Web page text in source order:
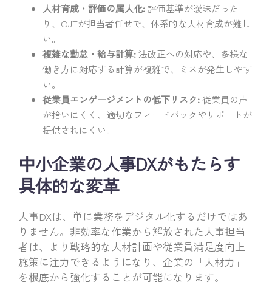
人材育成・評価の属人化:評価基準が曖昧だった
り、OJTが担当者任せで、体系的な人材育成が難し
い。
複雑な勤怠・給与計算:法改正への対応や、多様な
働き方に対応する計算が複雑で、ミスが発生しやす
い。
従業員エンゲージメントの低下リスク:従業員の声
が拾いにくく、適切なフィードバックやサポートが
提供されにくい。
中小企業の人事DXがもたらす
具体的な変革
人事DXは、単に業務をデジタル化するだけではあ
りません。非効率な作業から解放された人事担当
者は、より戦略的な人材計画や従業員満足度向上
施策に注力できるようになり、企業の「人材力」
を根底から強化することが可能になります。